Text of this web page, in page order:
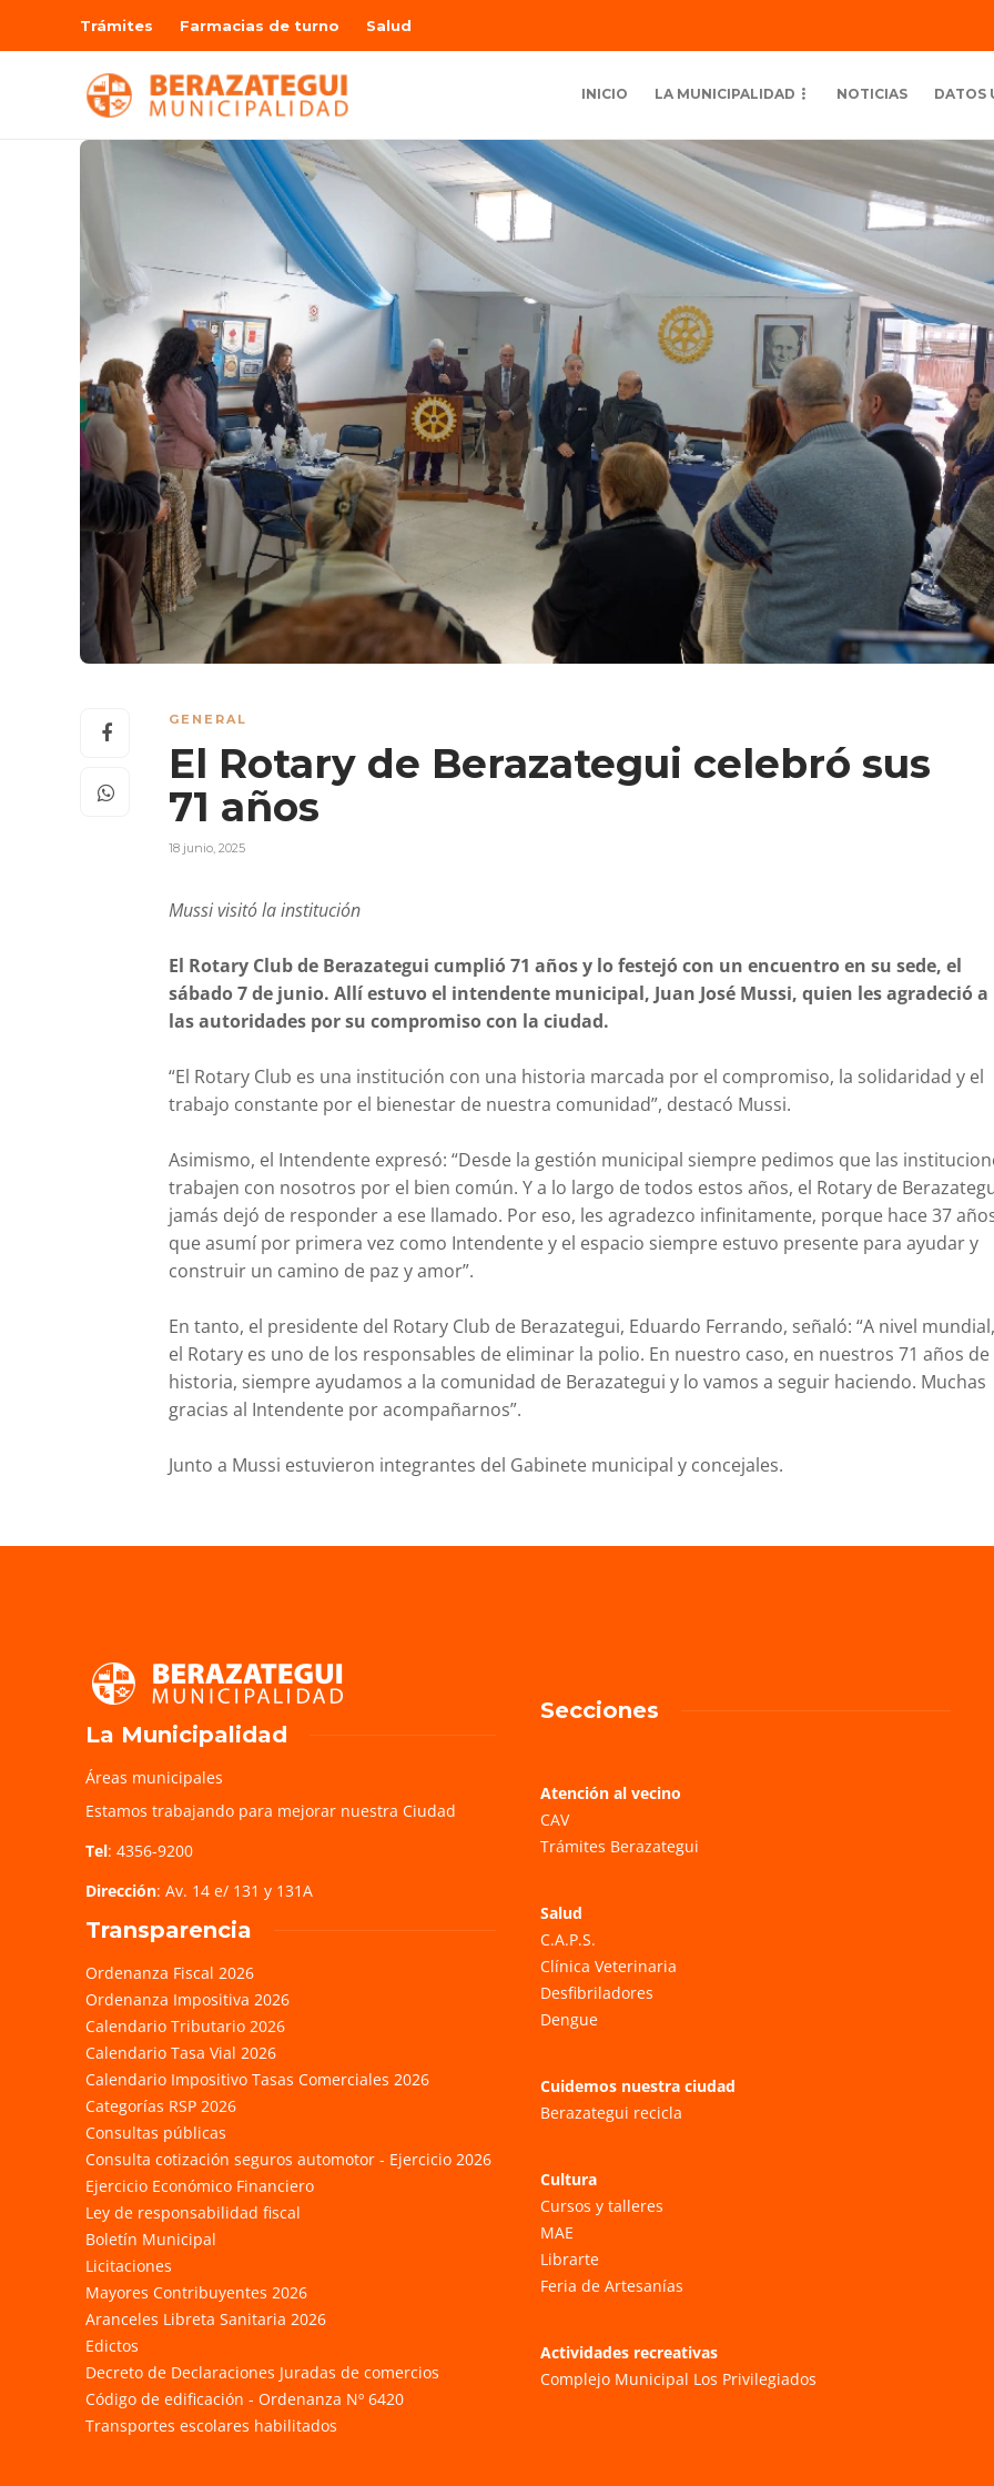
Trámites Farmacias de turno Salud
INICIO LA MUNICIPALIDAD NOTICIAS DATOS
GENERAL
El Rotary de Berazategui celebró sus
71 años
18 junio, 2025
Mussi visitó la institución
El Rotary Club de Berazategui cumplió 71 años y lo festejó con un encuentro en su sede, el
sábado 7 de junio. Allí estuvo el intendente municipal, Juan José Mussi, quien les agradeció a
las autoridades por su compromiso con la ciudad.
“El Rotary Club es una institución con una historia marcada por el compromiso, la solidaridad y el
trabajo constante por el bienestar de nuestra comunidad”, destacó Mussi.
Asimismo, el Intendente expresó: “Desde la gestión municipal siempre pedimos que las
trabajen con nosotros por el bien común. Y a lo largo de todos estos años, el Rotary de
jamás dejó de responder a ese llamado. Por eso, les agradezco infinitamente, porque hace 37
que asumí por primera vez como Intendente y el espacio siempre estuvo presente para ayudar y
construir un camino de paz y amor”.
En tanto, el presidente del Rotary Club de Berazategui, Eduardo Ferrando, señaló: “A nivel mundial,
el Rotary es uno de los responsables de eliminar la polio. En nuestro caso, en nuestros 71 años de
historia, siempre ayudamos a la comunidad de Berazategui y lo vamos a seguir haciendo. Muchas
gracias al Intendente por acompañarnos”.
Junto a Mussi estuvieron integrantes del Gabinete municipal y concejales.
La Municipalidad
Áreas municipales
Estamos trabajando para mejorar nuestra Ciudad
Tel: 4356-9200
Dirección: Av. 14 e/ 131 y 131A
Transparencia
Ordenanza Fiscal 2026
Ordenanza Impositiva 2026
Calendario Tributario 2026
Calendario Tasa Vial 2026
Calendario Impositivo Tasas Comerciales 2026
Categorías RSP 2026
Consultas públicas
Consulta cotización seguros automotor - Ejercicio 2026
Ejercicio Económico Financiero
Ley de responsabilidad fiscal
Boletín Municipal
Licitaciones
Mayores Contribuyentes 2026
Aranceles Libreta Sanitaria 2026
Edictos
Decreto de Declaraciones Juradas de comercios
Código de edificación - Ordenanza Nº 6420
Transportes escolares habilitados
Secciones
Atención al vecino
CAV
Trámites Berazategui
Salud
C.A.P.S.
Clínica Veterinaria
Desfibriladores
Dengue
Cuidemos nuestra ciudad
Berazategui recicla
Cultura
Cursos y talleres
MAE
Librarte
Feria de Artesanías
Actividades recreativas
Complejo Municipal Los Privilegiados